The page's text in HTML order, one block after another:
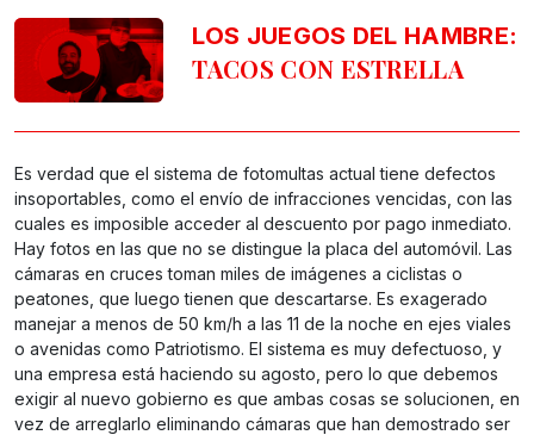
LOS JUEGOS DEL HAMBRE:
TACOS CON ESTRELLA
Es verdad que el sistema de fotomultas actual tiene defectos
insoportables, como el envío de infracciones vencidas, con las
cuales es imposible acceder al descuento por pago inmediato.
Hay fotos en las que no se distingue la placa del automóvil. Las
cámaras en cruces toman miles de imágenes a ciclistas o
peatones, que luego tienen que descartarse. Es exagerado
manejar a menos de 50 km/h a las 11 de la noche en ejes viales
o avenidas como Patriotismo. El sistema es muy defectuoso, y
una empresa está haciendo su agosto, pero lo que debemos
exigir al nuevo gobierno es que ambas cosas se solucionen, en
vez de arreglarlo eliminando cámaras que han demostrado ser